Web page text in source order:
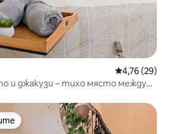
Средна
4,76 (29)
и джакузи – тихо място между
на гостите